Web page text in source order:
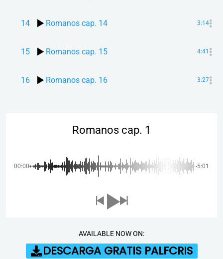
14 Romanos cap. 14 3:14
15 Romanos cap. 15 4:41
16 Romanos cap. 16 3:27
Romanos cap. 1
00:00 -5:01
AVAILABLE NOW ON:
DESCARGA GRATIS PALFCRIS